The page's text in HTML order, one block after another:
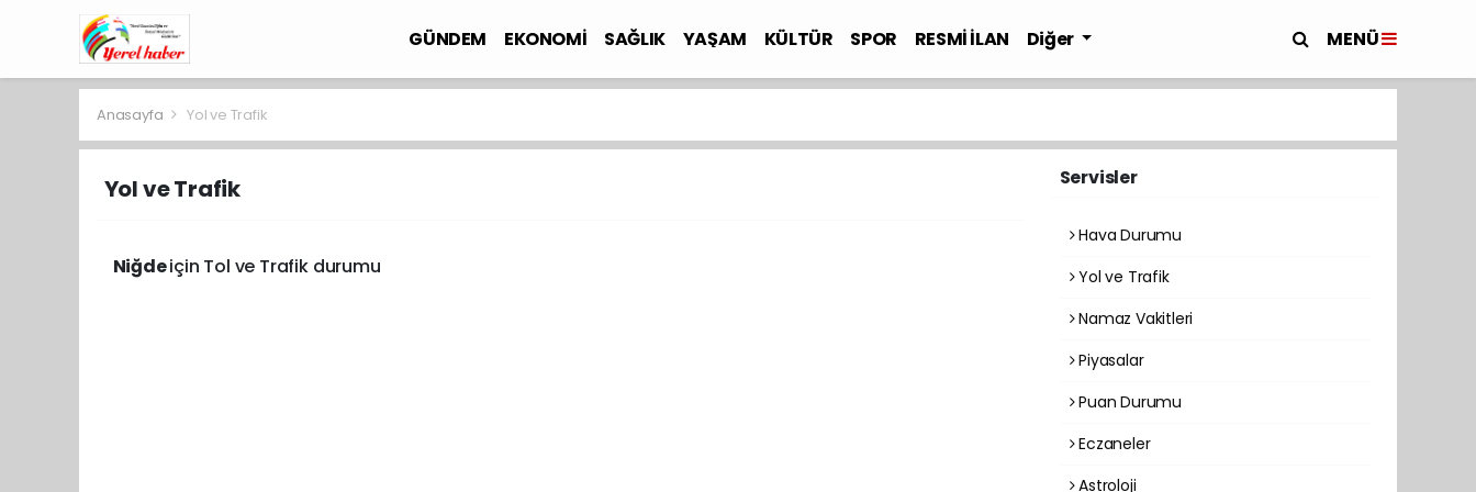
GÜNDEM EKONOMİ SAĞLIK YAŞAM KÜLTÜR SPOR RESMİ İLAN Diğer MENÜ
Anasayfa Yol ve Trafik
Yol ve Trafik
Niğdeiçin Tol ve Trafik durumu
Servisler
Hava Durumu
Yol ve Trafik
Namaz Vakitleri
Piyasalar
Puan Durumu
Eczaneler
Astroloji